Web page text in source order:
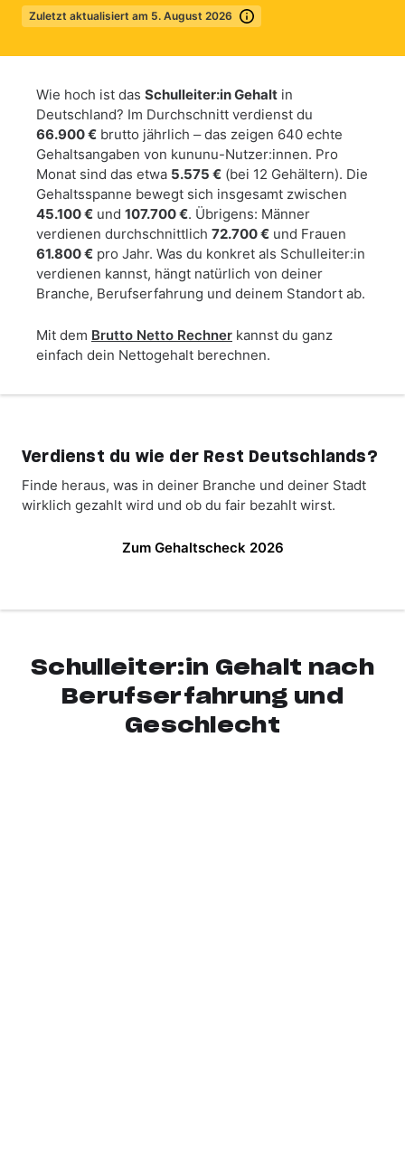
Zuletzt aktualisiert am 5. August 2026 Mehr erfahren
Wie hoch ist das Schulleiter:in Gehalt in
Deutschland? Im Durchschnitt verdienst du
66.900 € brutto jährlich – das zeigen 640 echte
Gehaltsangaben von kununu-Nutzer:innen. Pro
Monat sind das etwa 5.575 € (bei 12 Gehältern). Die
Gehaltsspanne bewegt sich insgesamt zwischen
45.100 € und 107.700 €. Übrigens: Männer
verdienen durchschnittlich 72.700 € und Frauen
61.800 € pro Jahr. Was du konkret als Schulleiter:in
verdienen kannst, hängt natürlich von deiner
Branche, Berufserfahrung und deinem Standort ab.
Mit dem Brutto Netto Rechner kannst du ganz
einfach dein Nettogehalt berechnen.
Verdienst du wie der Rest Deutschlands?
Finde heraus, was in deiner Branche und deiner Stadt
wirklich gezahlt wird und ob du fair bezahlt wirst.
Zum Gehaltscheck 2026
Schulleiter:in Gehalt nach
Berufserfahrung und
Geschlecht